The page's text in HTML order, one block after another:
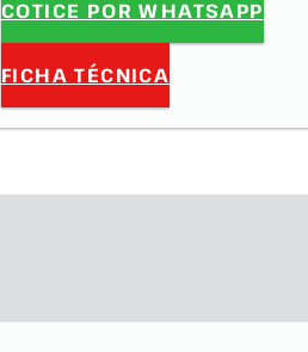
COTICE POR WHATSAPP
FICHA TÉCNICA